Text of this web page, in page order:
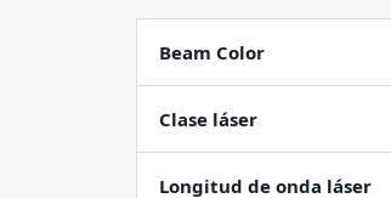
Beam Color
Clase láser
Longitud de onda láser